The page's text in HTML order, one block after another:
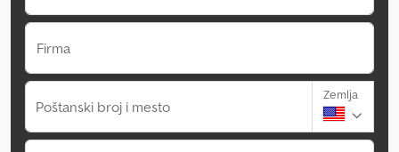
Firma
Poštanski broj i mesto
Zemlja